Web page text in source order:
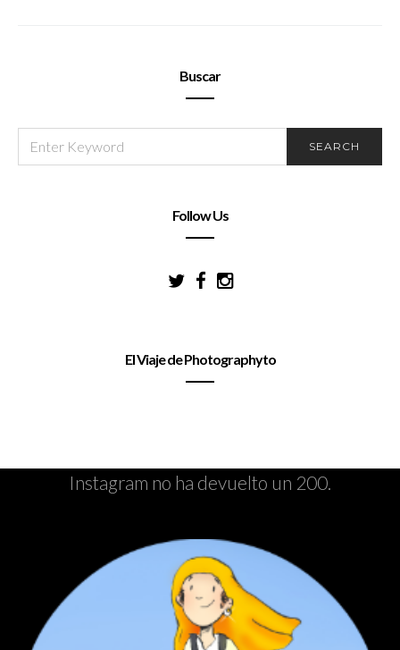
Buscar
FOR:
SEARCH
Follow Us
El Viaje de Photographyto
Instagram no ha devuelto un 200.